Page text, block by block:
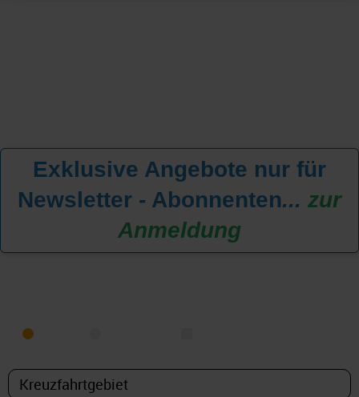
Exklusive Angebote nur für
Newsletter - Abonnenten... zur
Anmeldung